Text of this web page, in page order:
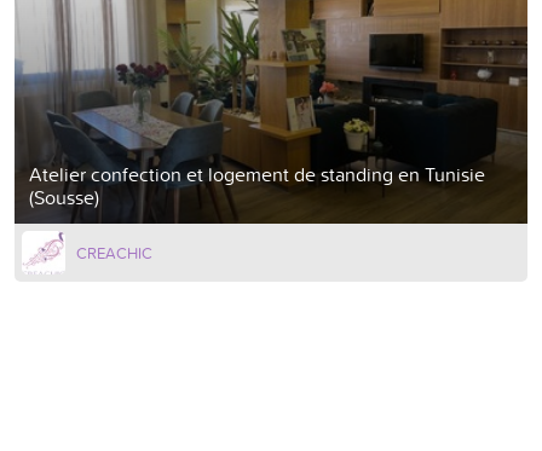
Atelier confection et logement de standing en Tunisie
(Sousse)
CREACHIC